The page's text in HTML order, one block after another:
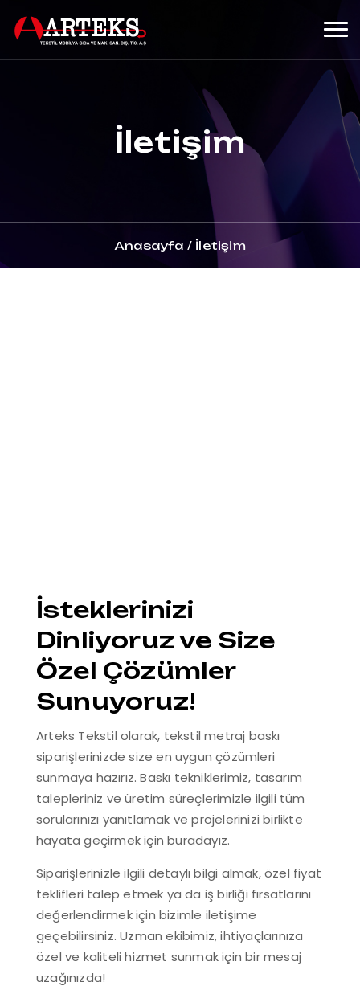
İletişim
Anasayfa / İletişim
İsteklerinizi
Dinliyoruz ve Size
Özel Çözümler
Sunuyoruz!
Arteks Tekstil olarak, tekstil metraj baskı
siparişlerinizde size en uygun çözümleri
sunmaya hazırız. Baskı tekniklerimiz, tasarım
talepleriniz ve üretim süreçlerimizle ilgili tüm
sorularınızı yanıtlamak ve projelerinizi birlikte
hayata geçirmek için buradayız.
Siparişlerinizle ilgili detaylı bilgi almak, özel fiyat
teklifleri talep etmek ya da iş birliği fırsatlarını
değerlendirmek için bizimle iletişime
geçebilirsiniz. Uzman ekibimiz, ihtiyaçlarınıza
özel ve kaliteli hizmet sunmak için bir mesaj
uzağınızda!